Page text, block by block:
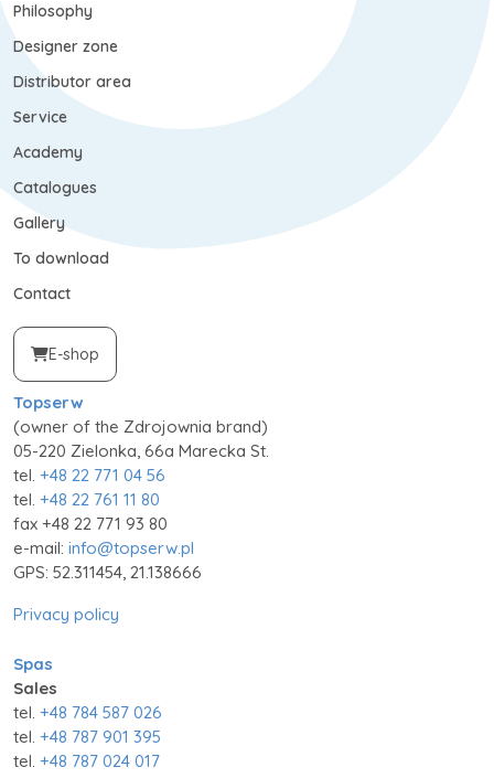
Philosophy
Designer zone
Distributor area
Service
Academy
Catalogues
Gallery
To download
Contact
E-shop
Topserw
(owner of the Zdrojownia brand)
05-220 Zielonka, 66a Marecka St.
tel. +48 22 771 04 56
tel. +48 22 761 11 80
fax +48 22 771 93 80
e-mail: info@topserw.pl
GPS: 52.311454, 21.138666
Privacy policy
Spas
Sales
tel. +48 784 587 026
tel. +48 787 901 395
tel. +48 787 024 017